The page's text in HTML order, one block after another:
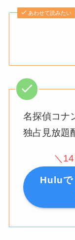
あわせて読みたい
名探偵コ
独占見放題
＼
Hulu